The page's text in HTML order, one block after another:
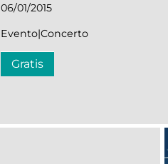
06/01/2015
Evento|Concerto
Gratis